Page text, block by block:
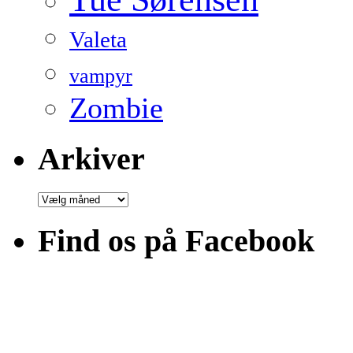
Valeta
vampyr
Zombie
Arkiver
Arkiver
Find os på Facebook